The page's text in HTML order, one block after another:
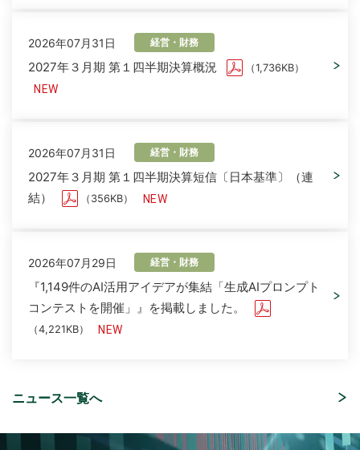
2026年07月31日 経営・財務
2027年３月期 第１四半期決算概況 （1,736KB）
2026年07月31日 経営・財務
2027年３月期 第１四半期決算短信〔日本基準〕（連
結）
（356KB）
2026年07月29日 経営・財務
『1,149件のAI活用アイデアが集結「生成AIプロンプト
コンテストを開催」』を掲載しました。
（4,221KB）
「さくらケーシーエス、ヴィッセル神戸オフィシャル
「授業料減免システム」を追加しました。
2026年度 新卒採用 応募受付を開始しました。
「ITトレンドEXPO2026 Summer」出展のご案内
ニュース一覧へ